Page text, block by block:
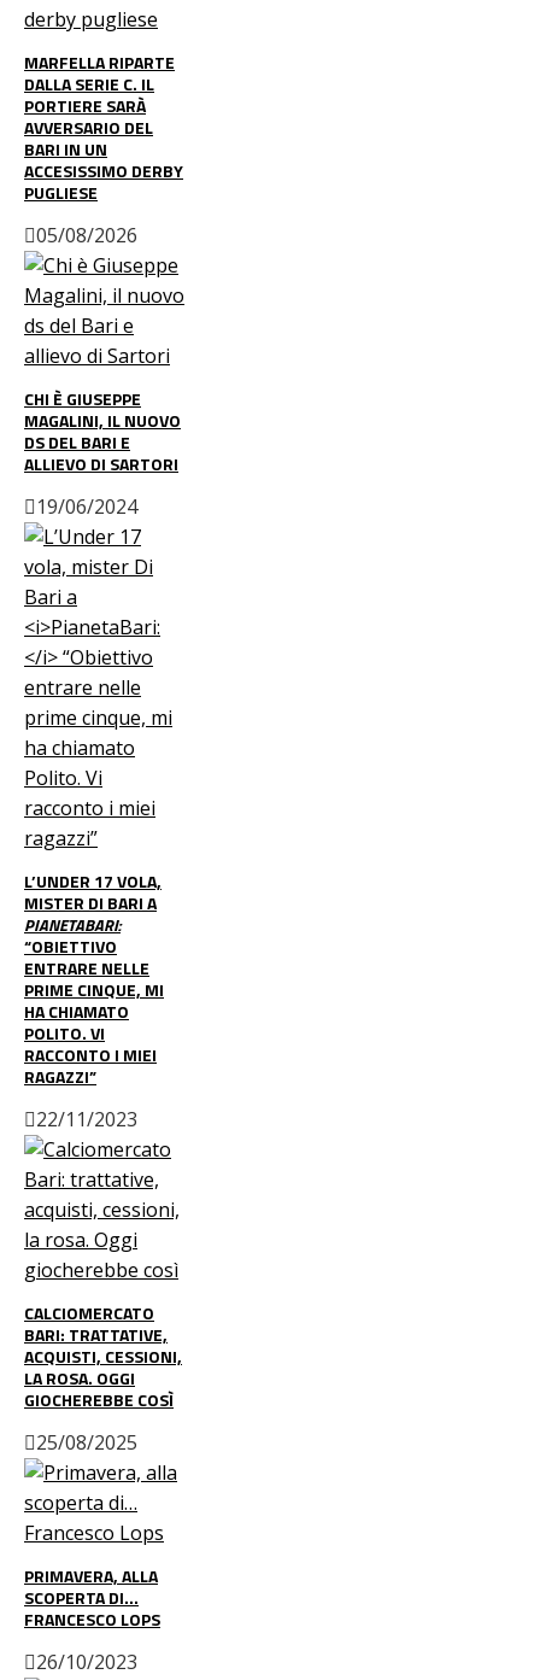
MARFELLA RIPARTE
DALLA SERIE C. IL
PORTIERE SARÀ
AVVERSARIO DEL
BARI IN UN
ACCESISSIMO DERBY
PUGLIESE
05/08/2026
CHI È GIUSEPPE
MAGALINI, IL NUOVO
DS DEL BARI E
ALLIEVO DI SARTORI
19/06/2024
L’UNDER 17 VOLA,
MISTER DI BARI A
PIANETABARI:
“OBIETTIVO
ENTRARE NELLE
PRIME CINQUE, MI
HA CHIAMATO
POLITO. VI
RACCONTO I MIEI
RAGAZZI”
22/11/2023
CALCIOMERCATO
BARI: TRATTATIVE,
ACQUISTI, CESSIONI,
LA ROSA. OGGI
GIOCHEREBBE COSÌ
25/08/2025
PRIMAVERA, ALLA
SCOPERTA DI…
FRANCESCO LOPS
26/10/2023